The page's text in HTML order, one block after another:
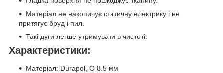
Матеріал не накопичує статичну електрику і не
притягує бруд і пил.
Такі дуги легше утримувати в чистоті.
Характеристики:
Матеріал: Durapol, O 8.5 мм